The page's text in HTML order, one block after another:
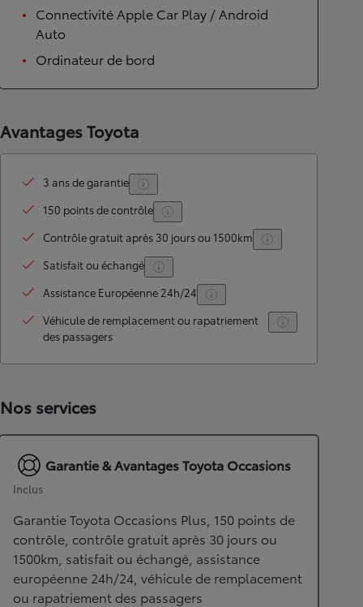
Connectivité Apple Car Play / Android
Auto
Ordinateur de bord
Avantages Toyota
3 ans de garantie
150 points de contrôle
Contrôle gratuit après 30 jours ou 1500km
Satisfait ou échangé
Assistance Européenne 24h/24
Véhicule de remplacement ou rapatriement
des passagers
Nos services
Garantie & Avantages Toyota Occasions
Inclus
Garantie Toyota Occasions Plus, 150 points de
contrôle, contrôle gratuit après 30 jours ou
1500km, satisfait ou échangé, assistance
européenne 24h/24, véhicule de remplacement
ou rapatriement des passagers